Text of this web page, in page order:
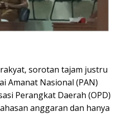
sorotan tajam justru
Amanat Nasional (PAN)
Perangkat Daerah (OPD)
anggaran dan hanya